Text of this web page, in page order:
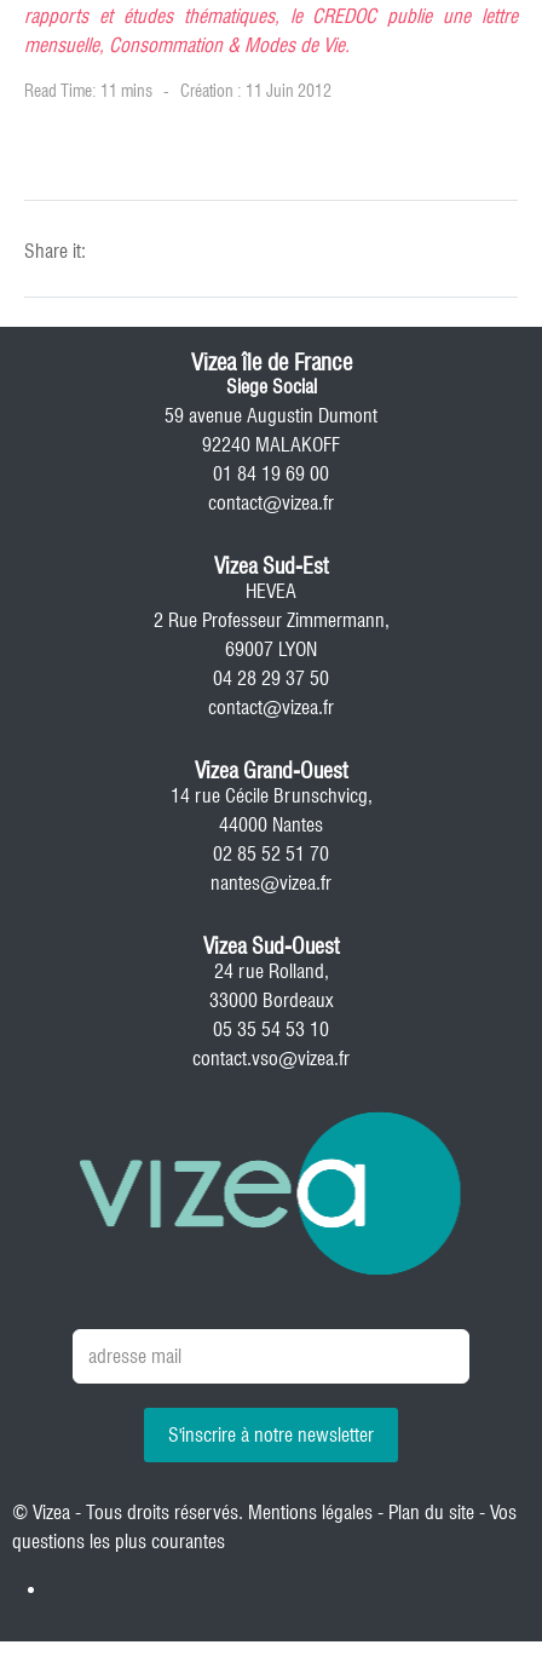
rapports et études thématiques, le CREDOC publie une lettre
mensuelle, Consommation & Modes de Vie.
Read Time: 11 mins Création : 11 Juin 2012
Share it:
Vizea île de France
Siege Social
59 avenue Augustin Dumont
92240 MALAKOFF
01 84 19 69 00
contact@vizea.fr
Vizea Sud-Est
HEVEA
2 Rue Professeur Zimmermann,
69007 LYON
04 28 29 37 50
contact@vizea.fr
Vizea Grand-Ouest
14 rue Cécile Brunschvicg,
44000 Nantes
02 85 52 51 70
nantes@vizea.fr
Vizea Sud-Ouest
24 rue Rolland,
33000 Bordeaux
05 35 54 53 10
contact.vso@vizea.fr
S'inscrire à notre newsletter
© Vizea - Tous droits réservés. Mentions légales - Plan du site - Vos
questions les plus courantes